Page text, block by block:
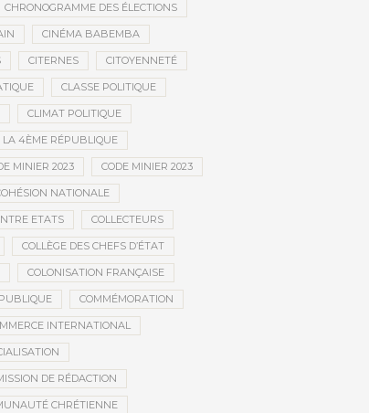
CHRONOGRAMME DES ÉLECTIONS
CINÉMA BABEMBA
CITERNES CITOYENNETÉ
CLASSE POLITIQUE
CLIMAT POLITIQUE
LA 4ÈME RÉPUBLIQUE
MINIER 2023 CODE MINIER 2023
NATIONALE
ETATS COLLECTEURS
COLLÈGE DES CHEFS D’ÉTAT
COLONISATION FRANÇAISE
COMMÉMORATION
INTERNATIONAL
DE RÉDACTION
CHRÉTIENNE